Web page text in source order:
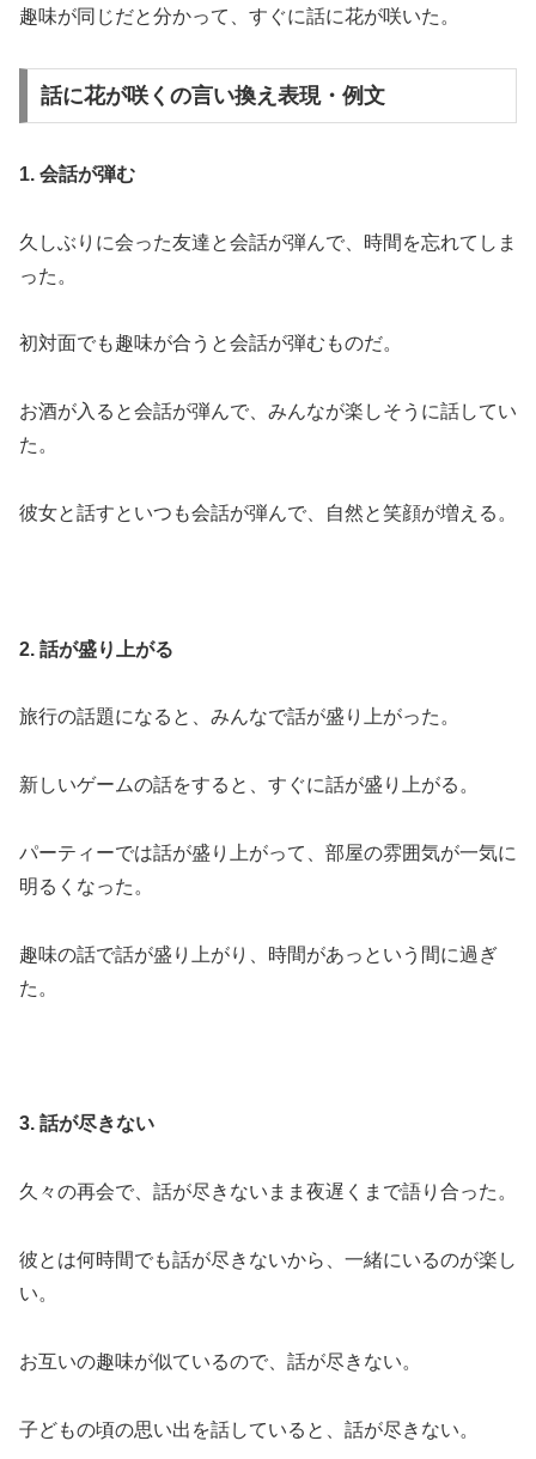
趣味が同じだと分かって、すぐに話に花が咲いた。
話に花が咲くの言い換え表現・例文
1. 会話が弾む
久しぶりに会った友達と会話が弾んで、時間を忘れてしま
った。
初対面でも趣味が合うと会話が弾むものだ。
お酒が入ると会話が弾んで、みんなが楽しそうに話してい
た。
彼女と話すといつも会話が弾んで、自然と笑顔が増える。
2. 話が盛り上がる
旅行の話題になると、みんなで話が盛り上がった。
新しいゲームの話をすると、すぐに話が盛り上がる。
パーティーでは話が盛り上がって、部屋の雰囲気が一気に
明るくなった。
趣味の話で話が盛り上がり、時間があっという間に過ぎ
た。
3. 話が尽きない
久々の再会で、話が尽きないまま夜遅くまで語り合った。
彼とは何時間でも話が尽きないから、一緒にいるのが楽し
い。
お互いの趣味が似ているので、話が尽きない。
子どもの頃の思い出を話していると、話が尽きない。